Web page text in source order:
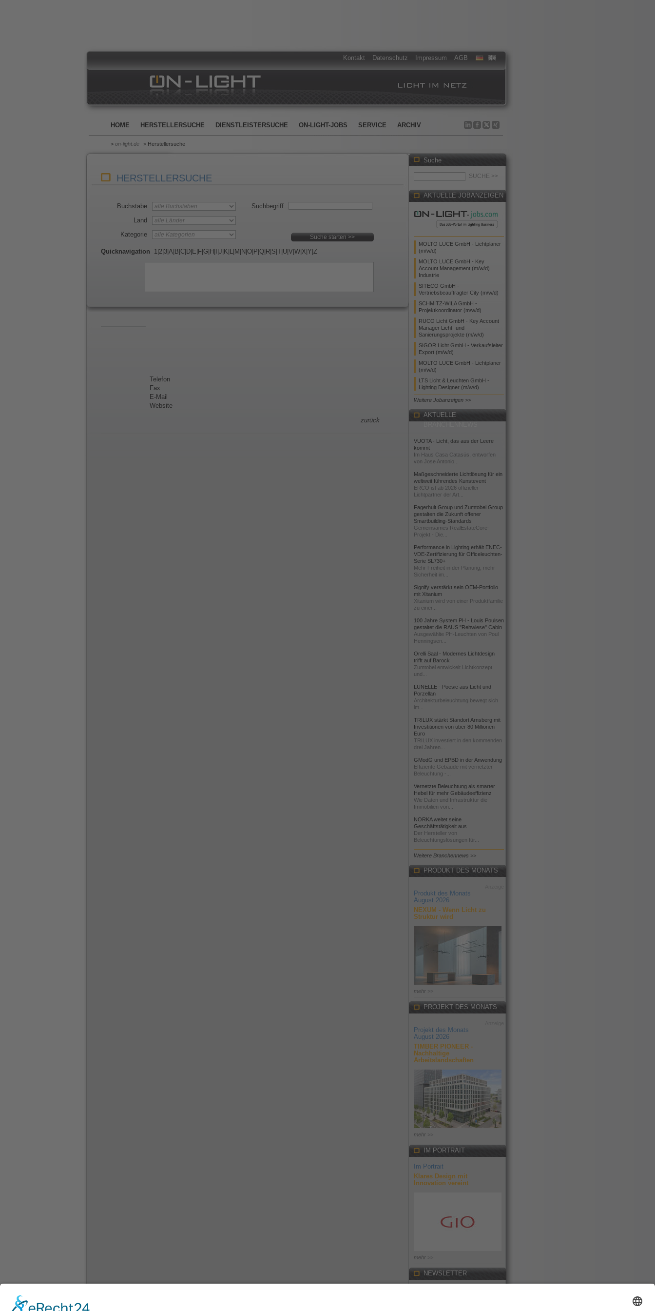
Kontakt Datenschutz Impressum AGB
HOME HERSTELLERSUCHE DIENSTLEISTERSUCHE ON-LIGHT-JOBS SERVICE ARCHIV
> on-light.de > Herstellersuche
HERSTELLERSUCHE
Buchstabe
Land
Kategorie
Suchbegriff
Quicknavigation 1 2 3 A B C D E F G H J K L M N O P Q R S T U V W X Y Z
Telefon
Fax
E-Mail
Website
zurück
Suche
AKTUELLE JOBANZEIGEN
MOLTO LUCE GmbH - Lichtplaner
(m/w/d)
MOLTO LUCE GmbH - Key
Account Management (m/w/d)
Industrie
SITECO GmbH -
Vertriebsbeauftragter City (m/w/d)
SCHMITZ-WILA GmbH -
Projektkoordinator (m/w/d)
RUCO Licht GmbH - Key Account
Manager Licht- und
Sanierungsprojekte (m/w/d)
SIGOR Licht GmbH - Verkaufsleiter
Export (m/w/d)
MOLTO LUCE GmbH - Lichtplaner
(m/w/d)
LTS Licht & Leuchten GmbH -
Lighting Designer (m/w/d)
Weitere Jobanzeigen >>
AKTUELLE
VUOTA - Licht, das aus der Leere
kommt
Im Haus Casa Catasüs, entworfen
von Jose Antonio...
Maßgeschneiderte Lichtlösung für ein
weltweit führendes Kunstevent
ERCO ist ab 2026 offizieller
Lichtpartner der Art...
Fagerhult Group und Zumtobel Group
gestalten die Zukunft offener
Smartbuilding-Standards
Gemeinsames RealEstateCore-
Projekt - Die...
Performance in Lighting erhält ENEC-
VDE-Zertifizierung für Officeleuchten-
Serie SL730+
Mehr Freiheit in der Planung, mehr
Sicherheit im...
Signify verstärkt sein OEM-Portfolio
mit Xitanium
Xitanium wird von einer Produktfamilie
zu einer...
100 Jahre System PH - Louis Poulsen
gestaltet die RAUS "Rehwiese" Cabin
Ausgewählte PH-Leuchten von Poul
Henningsen...
Orelli Saal - Modernes Lichtdesign
trifft auf Barock
Zumtobel entwickelt Lichtkonzept
und...
LUNELLE - Poesie aus Licht und
Porzellan
Architekturbeleuchtung bewegt sich
im...
TRILUX stärkt Standort Arnsberg mit
Investitionen von über 80 Millionen
Euro
TRILUX investiert in den kommenden
drei Jahren...
GModG und EPBD in der Anwendung
Effiziente Gebäude mit vernetzter
Beleuchtung -...
Vernetzte Beleuchtung als smarter
Hebel für mehr Gebäudeeffizienz
Wie Daten und Infrastruktur die
Immobilien von...
NORKA weitet seine
Geschäftstätigkeit aus
Der Hersteller von
Beleuchtungslösungen für...
Weitere Branchennews >>
PRODUKT DES MONATS
Produkt des Monats
August 2026
NEXUM - Wenn Licht zu
Struktur wird
mehr >>
PROJEKT DES MONATS
Projekt des Monats
August 2026
TIMBER PIONEER -
Nachhaltige
Arbeitslandschaften
mehr >>
IM PORTRAIT
Im Portrait
Klares Design mit
Innovation vereint
mehr >>
NEWSLETTER